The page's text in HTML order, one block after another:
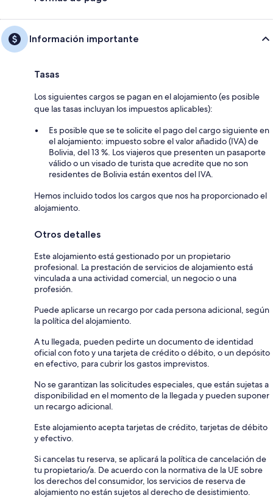
Información importante
Tasas
Los siguientes cargos se pagan en el alojamiento (es posible
que las tasas incluyan los impuestos aplicables):
Es posible que se te solicite el pago del cargo siguiente en
el alojamiento: impuesto sobre el valor añadido (IVA) de
Bolivia, del 13 %. Los viajeros que presenten un pasaporte
válido o un visado de turista que acredite que no son
residentes de Bolivia están exentos del IVA.
Hemos incluido todos los cargos que nos ha proporcionado el
alojamiento.
Otros detalles
Este alojamiento está gestionado por un propietario
profesional. La prestación de servicios de alojamiento está
vinculada a una actividad comercial, un negocio o una
profesión.
Puede aplicarse un recargo por cada persona adicional, según
la política del alojamiento.
A tu llegada, pueden pedirte un documento de identidad
oficial con foto y una tarjeta de crédito o débito, o un depósito
en efectivo, para cubrir los gastos imprevistos.
No se garantizan las solicitudes especiales, que están sujetas a
disponibilidad en el momento de la llegada y pueden suponer
un recargo adicional.
Este alojamiento acepta tarjetas de crédito, tarjetas de débito
y efectivo.
Si cancelas tu reserva, se aplicará la política de cancelación de
tu propietario/a. De acuerdo con la normativa de la UE sobre
los derechos del consumidor, los servicios de reserva de
alojamiento no están sujetos al derecho de desistimiento.